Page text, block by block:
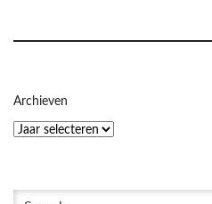
Archieven